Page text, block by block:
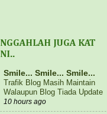
JUGA KAT
Smile... Smile... Smile...
Trafik Blog Masih Maintain
Walaupun Blog Tiada Update
10 hours ago